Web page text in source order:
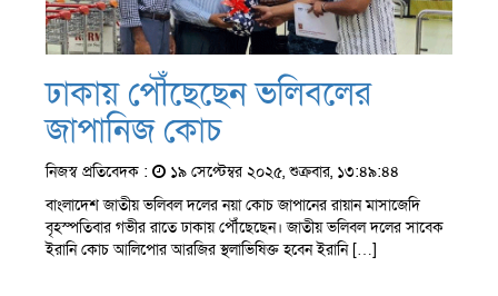
ঢাকায় পৌঁছেছেন ভলিবলের
জাপানিজ কোচ
নিজস্ব প্রতিবেদক :
১৯ সেপ্টেম্বর ২০২৫, শুক্রবার, ১৩:৪৯:৪৪
বাংলাদেশ জাতীয় ভলিবল দলের নয়া কোচ জাপানের রায়ান মাসাজেদি
বৃহস্পতিবার গভীর রাতে ঢাকায় পৌঁছেছেন। জাতীয় ভলিবল দলের সাবেক
ইরানি কোচ আলিপোর আরজির স্থলাভিষিক্ত হবেন ইরানি […]